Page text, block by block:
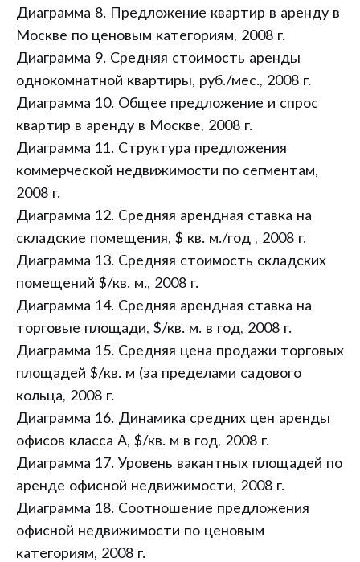
Диаграмма 8. Предложение квартир в аренду в
Москве по ценовым категориям, 2008 г.
Диаграмма 9. Средняя стоимость аренды
однокомнатной квартиры, руб./мес., 2008 г.
Диаграмма 10. Общее предложение и спрос
квартир в аренду в Москве, 2008 г.
Диаграмма 11. Структура предложения
коммерческой недвижимости по сегментам,
2008 г.
Диаграмма 12. Средняя арендная ставка на
складские помещения, $ кв. м./год , 2008 г.
Диаграмма 13. Средняя стоимость складских
помещений $/кв. м., 2008 г.
Диаграмма 14. Средняя арендная ставка на
торговые площади, $/кв. м. в год, 2008 г.
Диаграмма 15. Средняя цена продажи торговых
площадей $/кв. м (за пределами садового
кольца, 2008 г.
Диаграмма 16. Динамика средних цен аренды
офисов класса А, $/кв. м в год, 2008 г.
Диаграмма 17. Уровень вакантных площадей по
аренде офисной недвижимости, 2008 г.
Диаграмма 18. Соотношение предложения
офисной недвижимости по ценовым
категориям, 2008 г.